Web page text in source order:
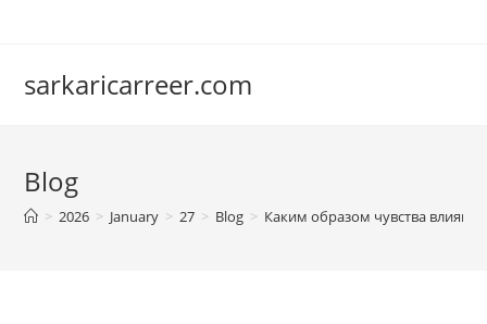
sarkaricarreer.com
Blog
> 2026 > January > 27 > Blog > Каким образом чувства влияют